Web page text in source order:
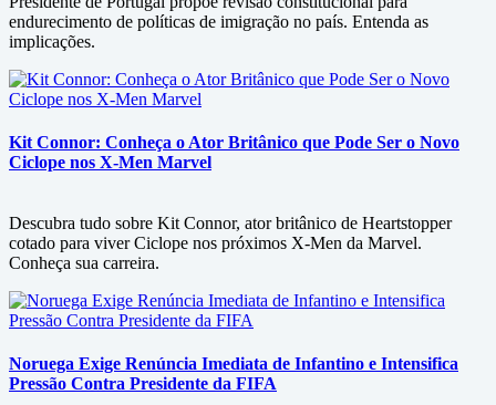
endurecimento de políticas de imigração no país. Entenda as
implicações.
Kit Connor: Conheça o Ator Britânico que Pode Ser o Novo
Ciclope nos X-Men Marvel
Descubra tudo sobre Kit Connor, ator britânico de Heartstopper
cotado para viver Ciclope nos próximos X-Men da Marvel.
Conheça sua carreira.
Noruega Exige Renúncia Imediata de Infantino e Intensifica
Pressão Contra Presidente da FIFA